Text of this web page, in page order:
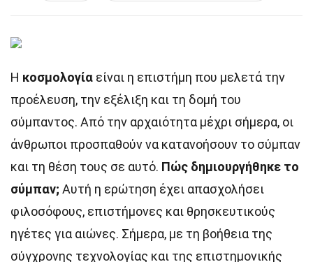
Η κοσμολογία είναι η επιστήμη που μελετά την
προέλευση, την εξέλιξη και τη δομή του
σύμπαντος. Από την αρχαιότητα μέχρι σήμερα, οι
άνθρωποι προσπαθούν να κατανοήσουν το σύμπαν
και τη θέση τους σε αυτό. Πώς δημιουργήθηκε το
σύμπαν; Αυτή η ερώτηση έχει απασχολήσει
φιλοσόφους, επιστήμονες και θρησκευτικούς
ηγέτες για αιώνες. Σήμερα, με τη βοήθεια της
σύγχρονης τεχνολογίας και της επιστημονικής